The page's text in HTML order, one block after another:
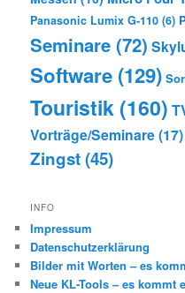
Panasonic Lumix G-110 (6)
Seminare (72)
Software (129)
Touristik (160)
Vorträge/Seminare(17)
Zingst(45)
INFO
Impressum
Datenschutzerklärung
Bilder mit Worten – es
Neue KL-Tools – es kommt